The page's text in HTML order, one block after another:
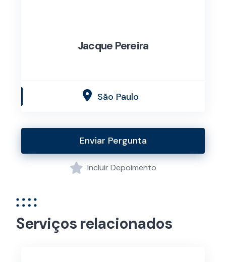
Jacque Pereira
São Paulo
Enviar Pergunta
Incluir Depoimento
Serviços relacionados